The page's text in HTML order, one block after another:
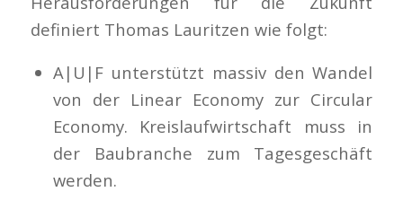
definiert Thomas Lauritzen wie folgt:
A|U|F unterstützt massiv den Wandel
von der Linear Economy zur Circular
Economy. Kreislaufwirtschaft muss in
der Baubranche zum Tagesgeschäft
werden.